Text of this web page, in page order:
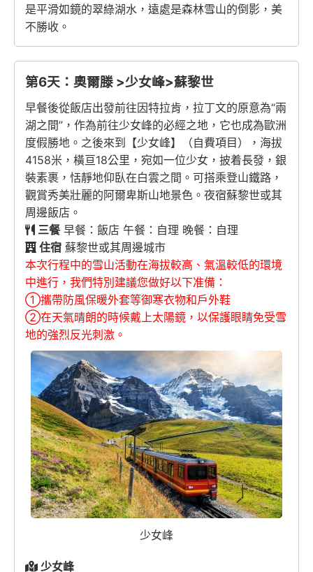
是平滑如鏡的翠綠湖水，遠處是森林雪山的倒影，美
不勝收。
第6天：奧爾滕 >少女峰>蘇黎世
早餐後從飯店出發前往因特拉肯，拉丁文的原意為“兩
湖之間”，作為前往少女峰的必經之地，它也成為歐洲
度假勝地。之後來到【少女峰】（自費項目），海拔
4158米，橫亘18公里，宛如一位少女，披着長發，銀
裝素裹，恬靜地仰臥在白雲之間。可搭乘登山鐵路，
觀賞秀美壯麗的阿爾卑斯山地景色。夜宿蘇黎世或其
周邊飯店。
三餐早餐：飯店 午餐：自理 晚餐：自理
住宿 蘇黎世或其周邊城市
本次行程中的雪山活動在海拔較高、氣溫較低的環境
中進行，我們特別建議您做好以下准備：
①攜帶防風保暖外套等御寒衣物和戶外鞋
②在天氣晴朗的時候戴上太陽鏡，以保護眼睛免受雪
地的強烈反光刺激。
少女峰
少女峰